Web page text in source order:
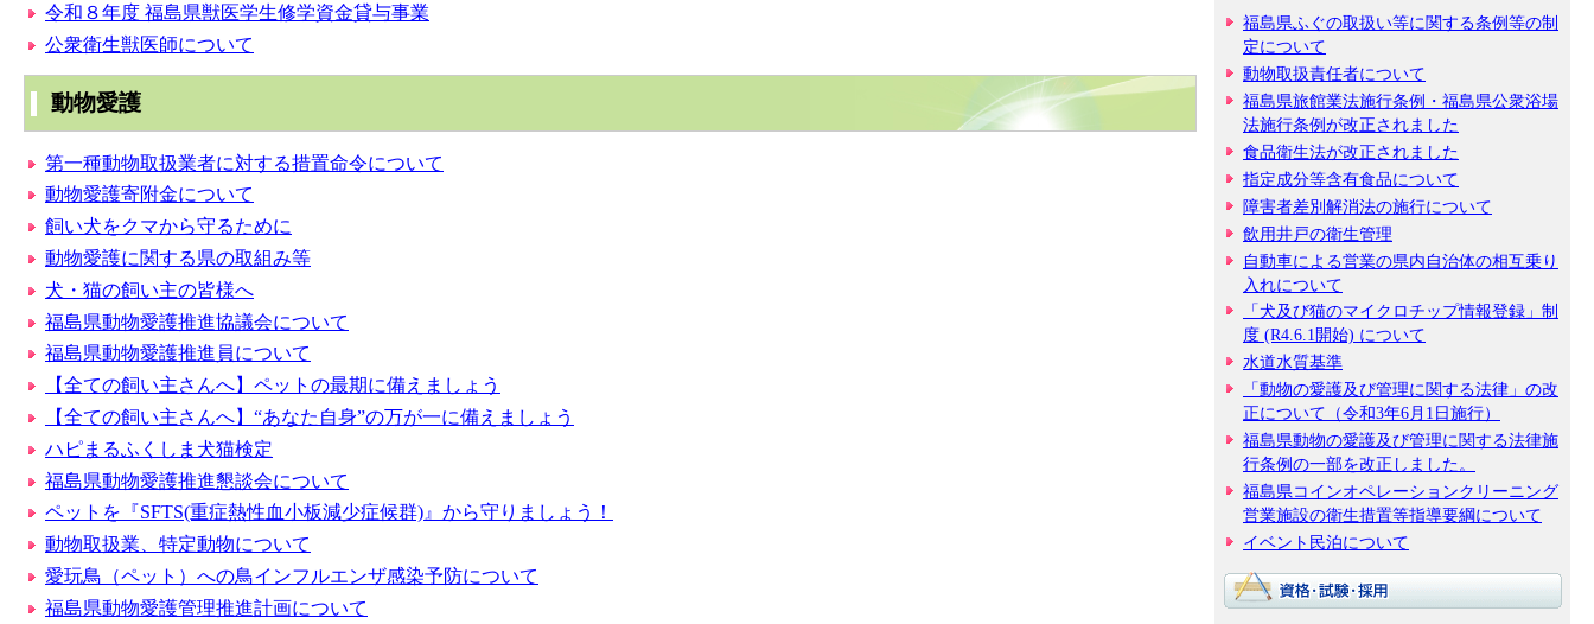
令和８年度 福島県獣医学生修学資金貸与事業
公衆衛生獣医師について
動物愛護
第一種動物取扱業者に対する措置命令について
動物愛護寄附金について
飼い犬をクマから守るために
動物愛護に関する県の取組み等
犬・猫の飼い主の皆様へ
福島県動物愛護推進協議会について
福島県動物愛護推進員について
【全ての飼い主さんへ】ペットの最期に備えましょう
【全ての飼い主さんへ】“あなた自身”の万が一に備えましょう
ハピまるふくしま犬猫検定
福島県動物愛護推進懇談会について
ペットを『SFTS(重症熱性血小板減少症候群)』から守りましょう！
動物取扱業、特定動物について
愛玩鳥（ペット）への鳥インフルエンザ感染予防について
福島県動物愛護管理推進計画について
福島県ふぐの取扱い等に関する条例等の制
定について
動物取扱責任者について
福島県旅館業法施行条例・福島県公衆浴場
法施行条例が改正されました
食品衛生法が改正されました
指定成分等含有食品について
障害者差別解消法の施行について
飲用井戸の衛生管理
自動車による営業の県内自治体の相互乗り
入れについて
「犬及び猫のマイクロチップ情報登録」制
度 (R4.6.1開始) について
水道水質基準
「動物の愛護及び管理に関する法律」の改
正について（令和3年6月1日施行）
福島県動物の愛護及び管理に関する法律施
行条例の一部を改正しました。
福島県コインオペレーションクリーニング
営業施設の衛生措置等指導要綱について
イベント民泊について